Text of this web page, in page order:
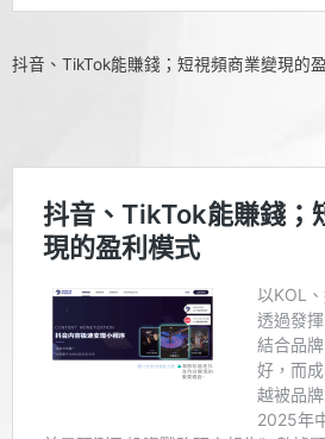
抖音、TikTok能賺錢；短視頻商業變現的